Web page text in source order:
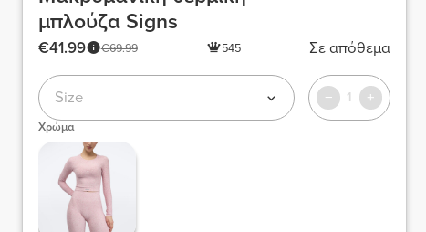
μπλούζα Signs
€69.99
€41.99 545 Σε απόθεμα
Size 1
Χρώμα